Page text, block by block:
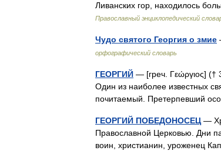
Ливанских гор, находилось
Православный энциклопедический
Чудо святого Георгия о змие
орфографический словарь
ГЕОРГИЙ — [греч. Γεώργιος] (†
Один из наиболее известных
почитаемый. Претерпевший
ГЕОРГИЙ ПОБЕДОНОСЕЦ —
Православной Церковью. Дни
воин, христианин, уроженец